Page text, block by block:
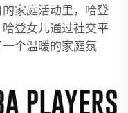
家庭活动里，哈登
登女儿通过社交平
个温暖的家庭氛